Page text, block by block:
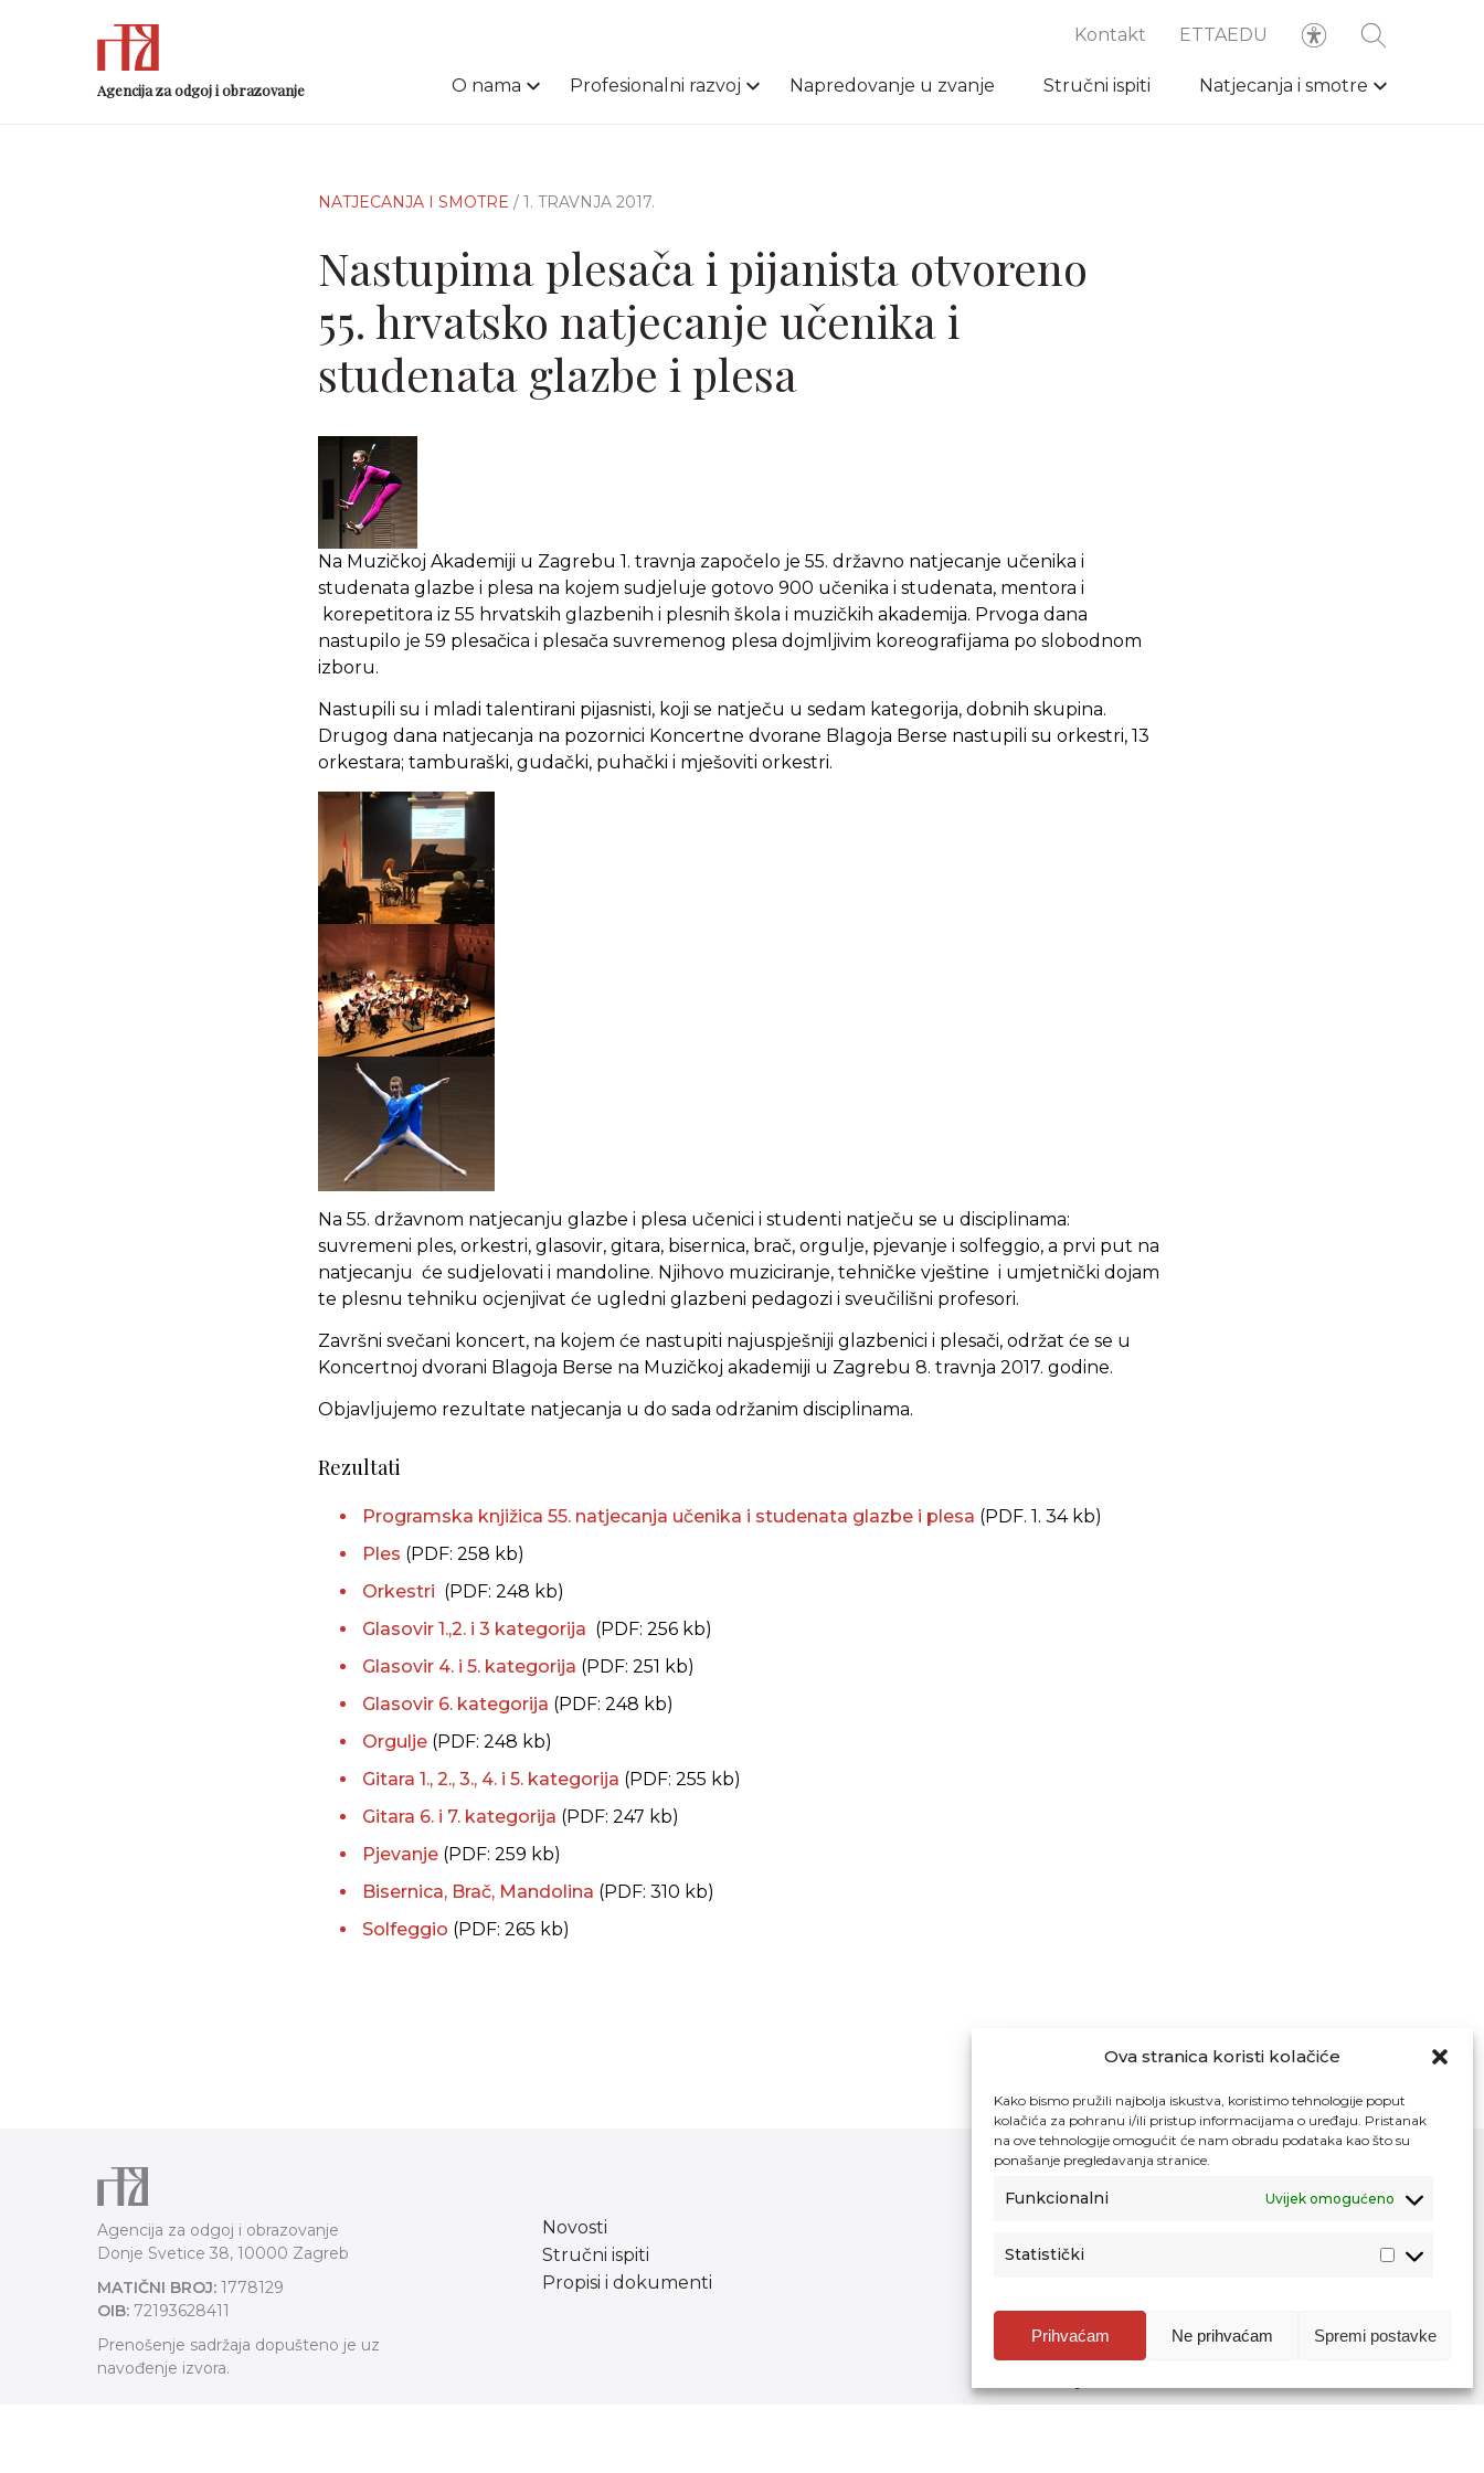
Ova stranica koristi kolačiće
Kako bismo pružili najbolja iskustva, koristimo tehnologije poput
kolačića za pohranu i/ili pristup informacijama o uređaju. Pristanak
na ove tehnologije omogućit će nam obradu podataka kao što su
ponašanje pregledavanja stranice.
Funkcionalni Uvijek omogućeno
Statistički
Prihvaćam Ne prihvaćam Spremi postavke
Agencija za odgoj i obrazovanje
Kontakt ETTAEDU
O nama Profesionalni razvoj Napredovanje u zvanje Stručni ispiti Natjecanja i smotre
NATJECANJA I SMOTRE / 1. TRAVNJA 2017.
Nastupima plesača i pijanista otvoreno
55. hrvatsko natjecanje učenika i
studenata glazbe i plesa
Na Muzičkoj Akademiji u Zagrebu 1. travnja započelo je 55. državno natjecanje učenika i
studenata glazbe i plesa na kojem sudjeluje gotovo 900 učenika i studenata, mentora i
korepetitora iz 55 hrvatskih glazbenih i plesnih škola i muzičkih akademija. Prvoga dana
nastupilo je 59 plesačica i plesača suvremenog plesa dojmljivim koreografijama po slobodnom
izboru.
Nastupili su i mladi talentirani pijasnisti, koji se natječu u sedam kategorija, dobnih skupina.
Drugog dana natjecanja na pozornici Koncertne dvorane Blagoja Berse nastupili su orkestri, 13
orkestara; tamburaški, gudački, puhački i mješoviti orkestri.
Na 55. državnom natjecanju glazbe i plesa učenici i studenti natječu se u disciplinama:
suvremeni ples, orkestri, glasovir, gitara, bisernica, brač, orgulje, pjevanje i solfeggio, a prvi put na
natjecanju će sudjelovati i mandoline. Njihovo muziciranje, tehničke vještine i umjetnički dojam
te plesnu tehniku ocjenjivat će ugledni glazbeni pedagozi i sveučilišni profesori.
Završni svečani koncert, na kojem će nastupiti najuspješniji glazbenici i plesači, održat će se u
Koncertnoj dvorani Blagoja Berse na Muzičkoj akademiji u Zagrebu 8. travnja 2017. godine.
Objavljujemo rezultate natjecanja u do sada održanim disciplinama.
Rezultati
Programska knjižica 55. natjecanja učenika i studenata glazbe i plesa (PDF. 1. 34 kb)
Ples (PDF: 258 kb)
Orkestri (PDF: 248 kb)
Glasovir 1.,2. i 3 kategorija (PDF: 256 kb)
Glasovir 4. i 5. kategorija (PDF: 251 kb)
Glasovir 6. kategorija (PDF: 248 kb)
Orgulje (PDF: 248 kb)
Gitara 1., 2., 3., 4. i 5. kategorija (PDF: 255 kb)
Gitara 6. i 7. kategorija (PDF: 247 kb)
Pjevanje (PDF: 259 kb)
Bisernica, Brač, Mandolina (PDF: 310 kb)
Solfeggio (PDF: 265 kb)
Agencija za odgoj i obrazovanje
Donje Svetice 38, 10000 Zagreb
MATIČNI BROJ: 1778129
OIB: 72193628411
Prenošenje sadržaja dopušteno je uz
navođenje izvora.
Novosti
Stručni ispiti
Propisi i dokumenti
Pristup informacijama
Povjerljiva osoba za unutarnje prijavljivanje
nepravilnosti
Etički povjerenik Agencije za odgoj i